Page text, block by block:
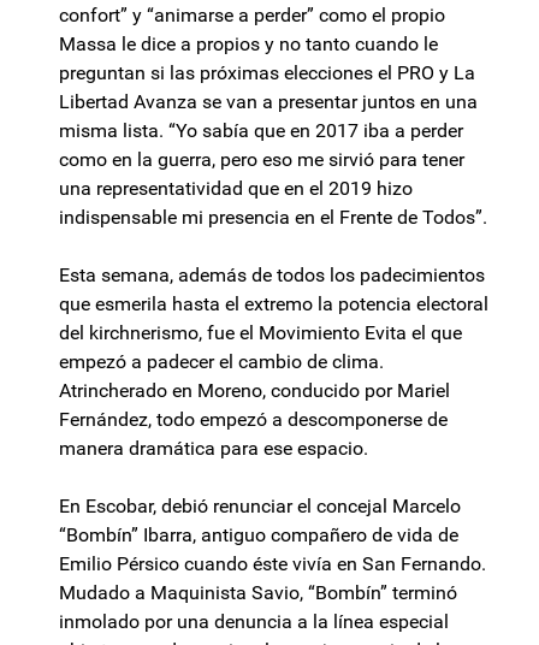
confort” y “animarse a perder” como el propio
Massa le dice a propios y no tanto cuando le
preguntan si las próximas elecciones el PRO y La
Libertad Avanza se van a presentar juntos en una
misma lista. “Yo sabía que en 2017 iba a perder
como en la guerra, pero eso me sirvió para tener
una representatividad que en el 2019 hizo
indispensable mi presencia en el Frente de Todos”.
Esta semana, además de todos los padecimientos
que esmerila hasta el extremo la potencia electoral
del kirchnerismo, fue el Movimiento Evita el que
empezó a padecer el cambio de clima.
Atrincherado en Moreno, conducido por Mariel
Fernández, todo empezó a descomponerse de
manera dramática para ese espacio.
En Escobar, debió renunciar el concejal Marcelo
“Bombín” Ibarra, antiguo compañero de vida de
Emilio Pérsico cuando éste vivía en San Fernando.
Mudado a Maquinista Savio, “Bombín” terminó
inmolado por una denuncia a la línea especial